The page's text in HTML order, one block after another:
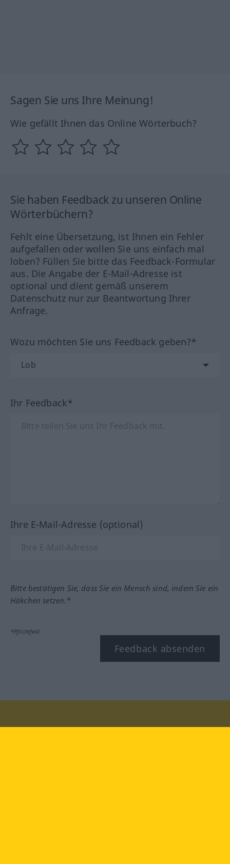
Sagen Sie uns Ihre Meinung!
Wie gefällt Ihnen das Online Wörterbuch?
Sie haben Feedback zu unseren Online
Wörterbüchern?
Fehlt eine Übersetzung, ist Ihnen ein Fehler
aufgefallen oder wollen Sie uns einfach mal
loben? Füllen Sie bitte das Feedback-Formular
aus. Die Angabe der E-Mail-Adresse ist
optional und dient gemäß unserem
Datenschutz nur zur Beantwortung Ihrer
Anfrage.
Wozu möchten Sie uns Feedback geben?*
Ihr Feedback*
Ihre E-Mail-Adresse (optional)
Bitte bestätigen Sie, dass Sie ein Mensch sind, indem Sie ein
Häkchen setzen.*
*Pflichtfeld
Feedback absenden